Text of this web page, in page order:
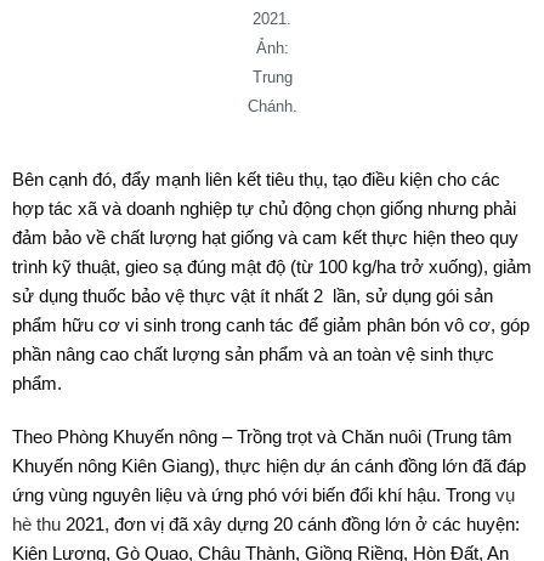
2021.
Ảnh:
Trung
Chánh.
Bên cạnh đó, đẩy mạnh liên kết tiêu thụ, tạo điều kiện cho các
hợp tác xã và doanh nghiệp tự chủ động chọn giống nhưng phải
đảm bảo về chất lượng hạt giống và cam kết thực hiện theo quy
trình kỹ thuật, gieo sạ đúng mật độ (từ 100 kg/ha trở xuống), giảm
sử dụng thuốc bảo vệ thực vật ít nhất 2 lần, sử dụng gói sản
phẩm hữu cơ vi sinh trong canh tác để giảm phân bón vô cơ, góp
phần nâng cao chất lượng sản phẩm và an toàn vệ sinh thực
phẩm.
Theo Phòng Khuyến nông – Trồng trọt và Chăn nuôi (Trung tâm
Khuyến nông Kiên Giang), thực hiện dự án cánh đồng lớn đã đáp
ứng vùng nguyên liệu và ứng phó với biến đổi khí hậu. Trong vụ
hè thu 2021, đơn vị đã xây dựng 20 cánh đồng lớn ở các huyện:
Kiên Lương, Gò Quao, Châu Thành, Giồng Riềng, Hòn Đất, An